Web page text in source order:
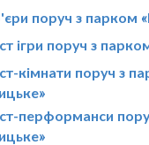
поруч з парком
ігри поруч з
кімнати поруч з
перформанси